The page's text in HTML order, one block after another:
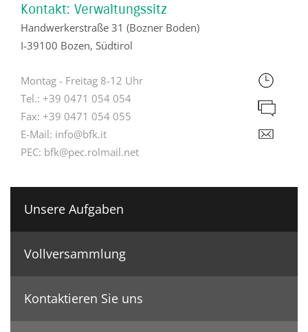
Kontakt: Verwaltungssitz
Handwerkerstraße 31 (Bozner Boden)
I-39100 Bozen, Südtirol
Montag - Freitag 8-12 Uhr
Tel.: +39 0471 054 054
Fax: +39 0471 054 055
E-Mail: info@bfk.it
PEC: bfk@pec.rolmail.net
Unsere Aufgaben
Vollversammlung
Kontaktieren Sie uns